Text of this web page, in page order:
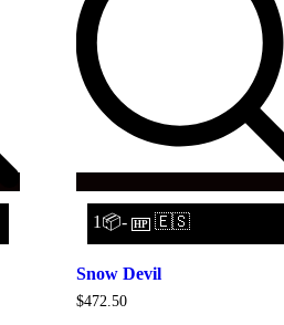
1📦- HP 🇪🇸
Snow Devil
$472.50